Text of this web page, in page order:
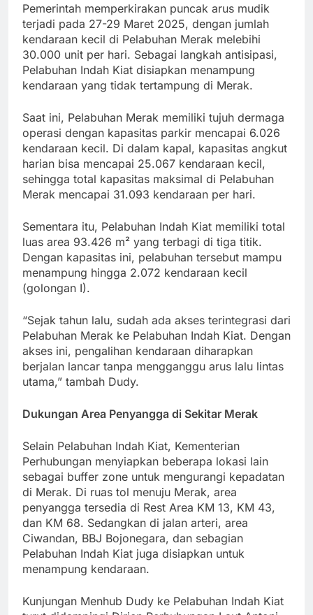
Pemerintah memperkirakan puncak arus mudik
terjadi pada 27-29 Maret 2025, dengan jumlah
kendaraan kecil di Pelabuhan Merak melebihi
30.000 unit per hari. Sebagai langkah antisipasi,
Pelabuhan Indah Kiat disiapkan menampung
kendaraan yang tidak tertampung di Merak.
Saat ini, Pelabuhan Merak memiliki tujuh dermaga
operasi dengan kapasitas parkir mencapai 6.026
kendaraan kecil. Di dalam kapal, kapasitas angkut
harian bisa mencapai 25.067 kendaraan kecil,
sehingga total kapasitas maksimal di Pelabuhan
Merak mencapai 31.093 kendaraan per hari.
Sementara itu, Pelabuhan Indah Kiat memiliki total
luas area 93.426 m² yang terbagi di tiga titik.
Dengan kapasitas ini, pelabuhan tersebut mampu
menampung hingga 2.072 kendaraan kecil
(golongan I).
“Sejak tahun lalu, sudah ada akses terintegrasi dari
Pelabuhan Merak ke Pelabuhan Indah Kiat. Dengan
akses ini, pengalihan kendaraan diharapkan
berjalan lancar tanpa mengganggu arus lalu lintas
utama,” tambah Dudy.
Dukungan Area Penyangga di Sekitar Merak
Selain Pelabuhan Indah Kiat, Kementerian
Perhubungan menyiapkan beberapa lokasi lain
sebagai buffer zone untuk mengurangi kepadatan
di Merak. Di ruas tol menuju Merak, area
penyangga tersedia di Rest Area KM 13, KM 43,
dan KM 68. Sedangkan di jalan arteri, area
Ciwandan, BBJ Bojonegara, dan sebagian
Pelabuhan Indah Kiat juga disiapkan untuk
menampung kendaraan.
Kunjungan Menhub Dudy ke Pelabuhan Indah Kiat